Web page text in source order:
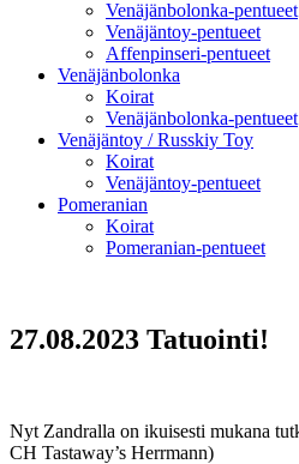
Venäjänbolonka-pentueet
Venäjäntoy-pentueet
Affenpinseri-pentueet
Venäjänbolonka
Koirat
Venäjänbolonka-pentueet
Venäjäntoy / Russkiy Toy
Koirat
Venäjäntoy-pentueet
Pomeranian
Koirat
Pomeranian-pentueet
27.08.2023 Tatuointi!
Nyt Zandralla on ikuisesti mukana
CH Tastaway’s Herrmann)